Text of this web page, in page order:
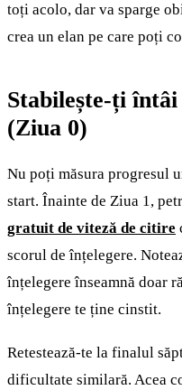
toți acolo, dar va sparge
crea un elan pe care poți
Stabilește-ți
(Ziua 0)
Nu poți măsura progresul
start. Înainte de Ziua 1,
gratuit de viteză de citire
scorul de înțelegere.
înțelegere înseamnă doar
înțelegere te ține cinstit.
Retestează-te la finalul
dificultate similară. Acea